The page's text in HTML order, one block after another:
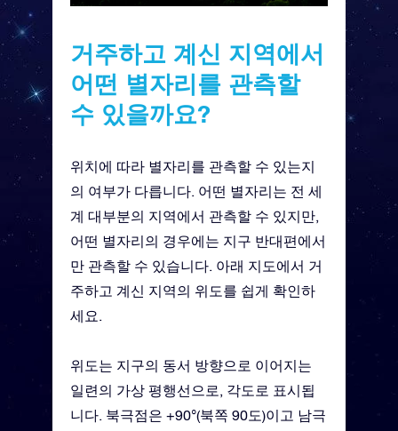
거주하고 계신 지역에서
어떤 별자리를 관측할
수 있을까요?
위치에 따라 별자리를 관측할 수 있는지
의 여부가 다릅니다. 어떤 별자리는 전 세
계 대부분의 지역에서 관측할 수 있지만,
어떤 별자리의 경우에는 지구 반대편에서
만 관측할 수 있습니다. 아래 지도에서 거
주하고 계신 지역의 위도를 쉽게 확인하
세요.
위도는 지구의 동서 방향으로 이어지는
일련의 가상 평행선으로, 각도로 표시됩
니다. 북극점은 +90°(북쪽 90도)이고 남극